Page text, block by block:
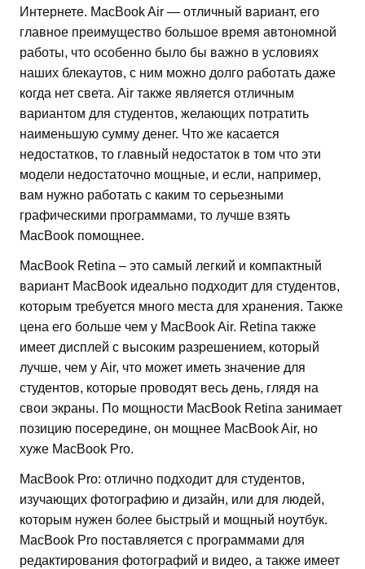
Интернете. MacBook Air — отличный вариант, его
главное преимущество большое время автономной
работы, что особенно было бы важно в условиях
наших блекаутов, с ним можно долго работать даже
когда нет света. Air также является отличным
вариантом для студентов, желающих потратить
наименьшую сумму денег. Что же касается
недостатков, то главный недостаток в том что эти
модели недостаточно мощные, и если, например,
вам нужно работать с каким то серьезными
графическими программами, то лучше взять
MacBook помощнее.
MacBook Retina – это самый легкий и компактный
вариант MacBook идеально подходит для студентов,
которым требуется много места для хранения. Также
цена его больше чем у MacBook Air. Retina также
имеет дисплей с высоким разрешением, который
лучше, чем у Air, что может иметь значение для
студентов, которые проводят весь день, глядя на
свои экраны. По мощности MacBook Retina занимает
позицию посередине, он мощнее MacBook Air, но
хуже MacBook Pro.
MacBook Pro: отлично подходит для студентов,
изучающих фотографию и дизайн, или для людей,
которым нужен более быстрый и мощный ноутбук.
MacBook Pro поставляется с программами для
редактирования фотографий и видео, а также имеет